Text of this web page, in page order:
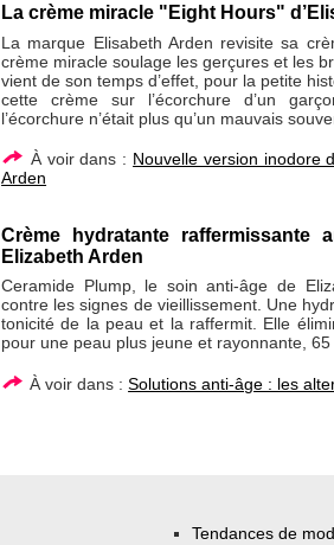
La crème miracle "Eight Hours"
La marque Elisabeth Arden revisite sa
crème miracle soulage les gerçures et les
vient de son temps d’effet, pour la petite
cette crème sur l’écorchure d’un
l’écorchure n’était plus qu’un mauvais
À voir dans : Nouvelle version inodore
Arden
Crème hydratante raffermissante
Elizabeth Arden
Ceramide Plump, le soin anti-âge de
contre les signes de vieillissement. Une
tonicité de la peau et la raffermit. Elle
pour une peau plus jeune et rayonnante, 65
À voir dans :Solutions anti-âge : les
Tendances de